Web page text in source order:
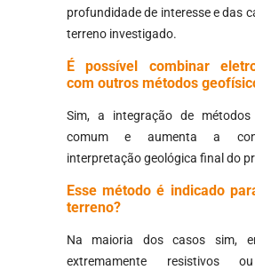
profundidade de interesse e das
terreno investigado.
É possível combinar
com outros métodos
Sim, a integração de
comum e aumenta a
interpretação geológica final do
Esse método é indicado
terreno?
Na maioria dos casos sim,
extremamente resistivos